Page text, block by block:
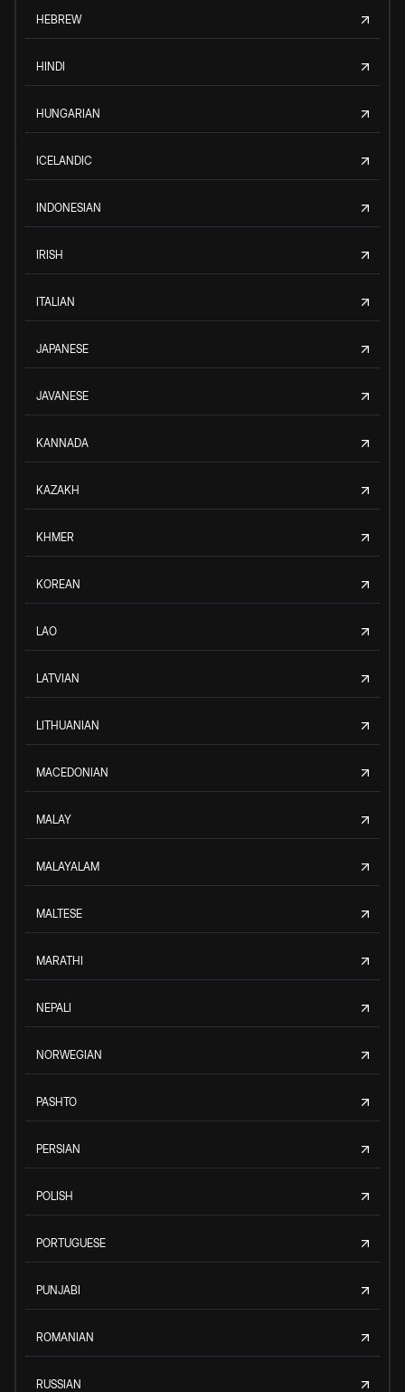
HEBREW
HINDI
HUNGARIAN
ICELANDIC
INDONESIAN
IRISH
ITALIAN
JAPANESE
JAVANESE
KANNADA
KAZAKH
KHMER
KOREAN
LAO
LATVIAN
LITHUANIAN
MACEDONIAN
MALAY
MALAYALAM
MALTESE
MARATHI
NEPALI
NORWEGIAN
PASHTO
PERSIAN
POLISH
PORTUGUESE
PUNJABI
ROMANIAN
RUSSIAN